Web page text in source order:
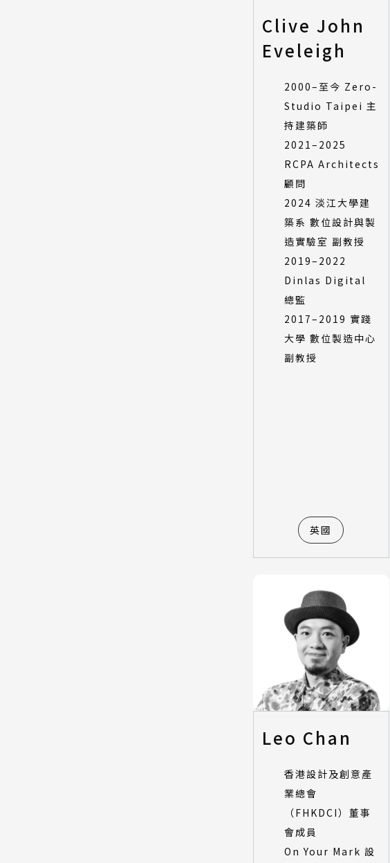
Clive John
Eveleigh
2000–至今 Zero-
Studio Taipei 主
持建築師
2021–2025
RCPA Architects
顧問
2024 淡江大學建
築系 數位設計與製
造實驗室 副教授
2019–2022
Dinlas Digital
總監
2017–2019 實踐
大學 數位製造中心
副教授
英國
Leo Chan
香港設計及創意產
業總會
（FHKDCI）董事
會成員
On Your Mark 設